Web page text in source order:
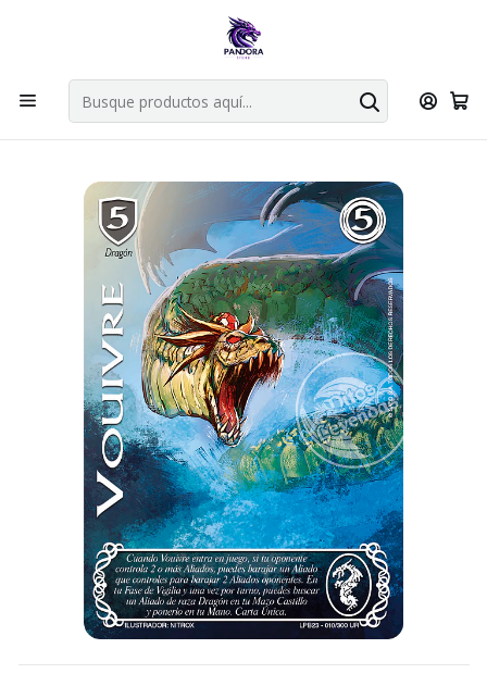
Por compras en cartas singles superiores a 49.990 el envio es
Explorar singles
Inicio Juegos de cartas TCG Mitos y Leyendas TCG
Singles Primer Bloque MYL Aliado